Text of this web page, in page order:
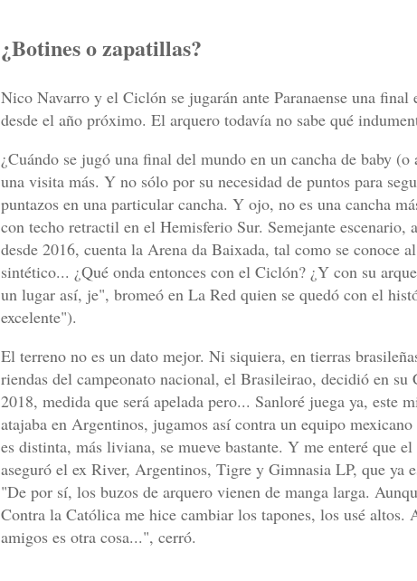
¿Botines o zapatillas?
Nico Navarro y el Ciclón se jugarán ante Paranaense una
desde el año próximo. El arquero todavía no sabe qué
¿Cuándo se jugó una final del mundo en un cancha de baby
una visita más. Y no sólo por su necesidad de puntos para
puntazos en una particular cancha. Y ojo, no es una cancha
con techo retractil en el Hemisferio Sur. Semejante escenario,
desde 2016, cuenta la Arena da Baixada, tal como se conoce
sintético... ¿Qué onda entonces con el Ciclón? ¿Y con su
un lugar así, je", bromeó en La Red quien se quedó con el
excelente").
El terreno no es un dato mejor. Ni siquiera, en tierras
riendas del campeonato nacional, el Brasileirao, decidió en
2018, medida que será apelada pero... Sanloré juega ya, este
atajaba en Argentinos, jugamos así contra un equipo
es distinta, más liviana, se mueve bastante. Yme enteré que el
aseguró el ex River, Argentinos, Tigre y Gimnasia LP, que ya
"De por sí, los buzos de arquero vienen de manga larga.
Contra la Católica me hice cambiar los tapones, los usé altos.
amigos es otra cosa...", cerró.